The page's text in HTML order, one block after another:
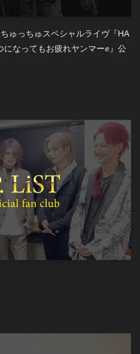
ゅっちゅスペシャルライヴ『HA
なってもお疲れヤンマー✊』公